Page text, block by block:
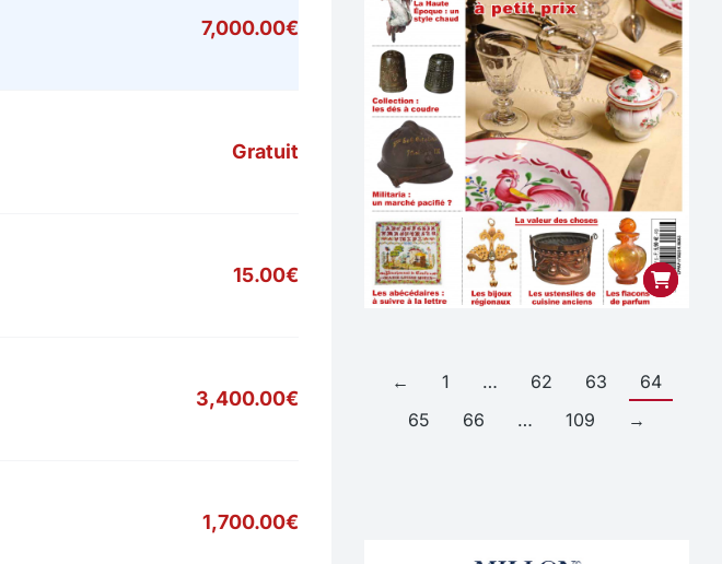
7,000.00€
Gratuit
15.00€
3,400.00€
1,700.00€
← 1 … 62 63
64
65
66 … 109 →